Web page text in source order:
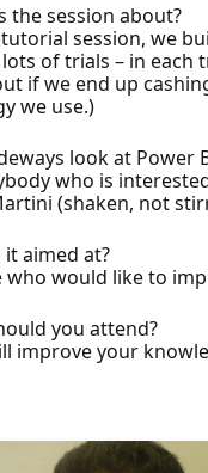
the session about?
session, we
of trials – in each
if we end up
we use.)
look at Power
who is
(shaken, not
it aimed at?
who would like to
you attend?
improve your